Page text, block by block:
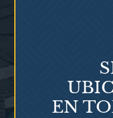
EN